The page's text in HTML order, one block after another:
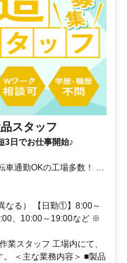
スタッフ
3日でお仕事開始♪
車通勤OKの工場多数！ ★
なる） 【日勤①】8:00～
、10:00～19:00など ※
業スタッフ 工場内にて、
＜主な業務内容＞ ■製品